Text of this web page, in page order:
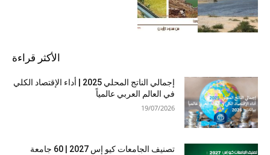
الأكثر قراءة
إجمالي الناتج المحلي 2025 | أداء الإقتصاد الكلي
في العالم العربي عالمياً
19/07/2026
تصنيف الجامعات كيو إس 2027 | 60 جامعة